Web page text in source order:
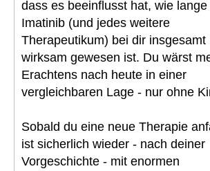
dass es beeinflusst hat, wie lange
Imatinib (und jedes weitere
Therapeutikum) bei dir insgesamt
wirksam gewesen ist. Du wärst
Erachtens nach heute in einer
vergleichbaren Lage - nur ohne
Sobald du eine neue Therapie
ist sicherlich wieder - nach deiner
Vorgeschichte - mit enormen